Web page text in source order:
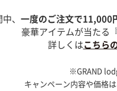
、 一度のご注文で11,000
豪華アイテムが当たる
詳しくはこちら
※GRAND
キャンペーン内容や価格